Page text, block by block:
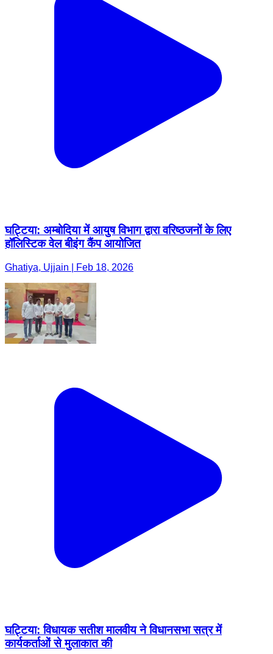
घट्टिया: अम्बोदिया में आयुष विभाग द्वारा वरिष्ठजनों के लिए
हॉलिस्टिक वेल बीइंग कैंप आयोजित
Ghatiya, Ujjain | Feb 18, 2026
घट्टिया: विधायक सतीश मालवीय ने विधानसभा सत्र में
कार्यकर्ताओं से मुलाकात की